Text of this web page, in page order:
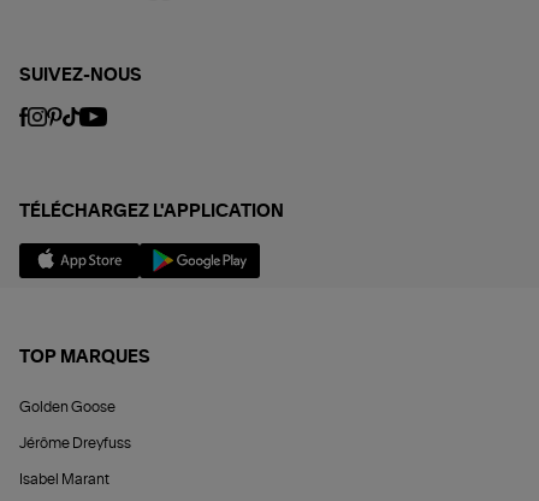
SUIVEZ-NOUS
TÉLÉCHARGEZ L'APPLICATION
TOP MARQUES
Golden Goose
Jérôme Dreyfuss
Isabel Marant